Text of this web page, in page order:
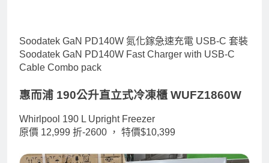
Soodatek GaN PD140W 氮化鎵急速充電 USB-C 套裝
Soodatek GaN PD140W Fast Charger with USB-C
Cable Combo pack
惠而浦 190公升直立式冷凍櫃 WUFZ1860W
Whirlpool 190 L Upright Freezer
原價 12,999 折-2600 ， 特價$10,399